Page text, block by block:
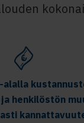
alalla
henkilöstön